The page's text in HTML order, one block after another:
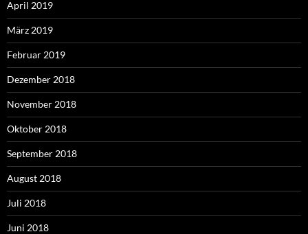
April 2019
März 2019
Februar 2019
Dezember 2018
November 2018
Oktober 2018
September 2018
August 2018
Juli 2018
Juni 2018